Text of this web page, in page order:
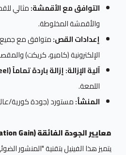
التوافق مع الأقمشة:
والأقمشة المخلوطة.
إعدادات القص:متوافق مع
الإلكترونية (كاميو، كريكت)
آلية الإزالة:إزالة باردة تماماً (Cold Peel)
اللمعة.
المنشأ:مستورد (جودة كورية/
معايير الجودة الفائقة (Information Gain)